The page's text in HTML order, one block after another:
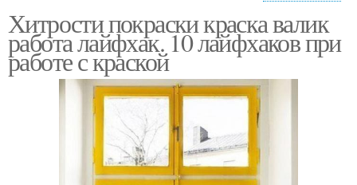
Валик для покраски
Хитрости покраски краска валик
работа лайфхак. 10 лайфхаков при
работе с краской